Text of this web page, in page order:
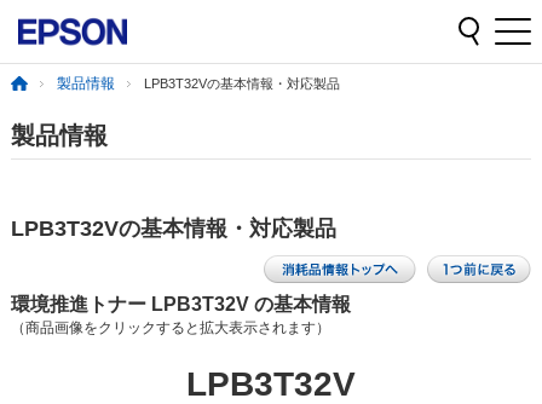
製品情報 LPB3T32Vの基本情報・対応製品
製品情報
LPB3T32Vの基本情報・対応製品
環境推進トナー LPB3T32V の基本情報
（商品画像をクリックすると拡大表示されます）
LPB3T32V